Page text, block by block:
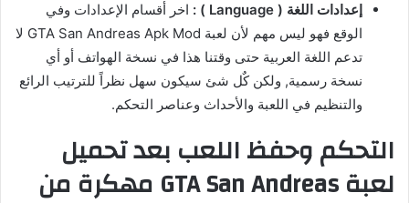
إعدادات اللغة ( Language ) :
اخر أقسام الإعدادات وفي
الوقع فهو ليس مهم لأن لعبة GTA San Andreas Apk Mod لا
تدعم اللغة العربية حتى وقتنا هذا في نسخة الهواتف أو أي
نسخة رسمية, ولكن كٌل شئ سيكون سهل نظراً للترتيب الرائع
والتنظيم في اللعبة والأحداث وعناصر التحكم.
التحكم وحفظ اللعب بعد تحميل
لعبة GTA San Andreas مهكرة من